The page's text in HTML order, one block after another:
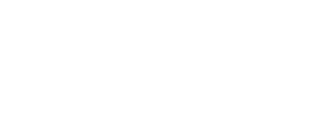
klientom priamo na recepcii hotela. Rozsah a kvalita uvedených služieb